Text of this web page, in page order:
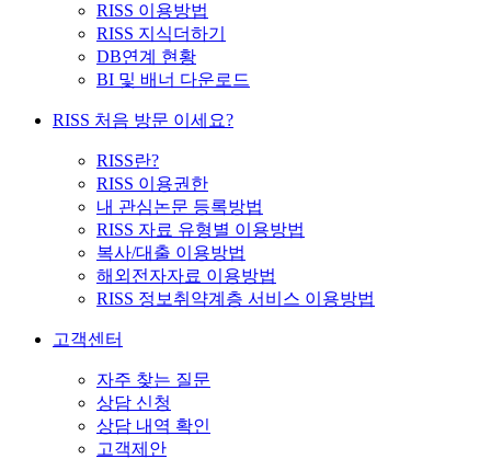
RISS 이용방법
RISS 지식더하기
DB연계 현황
BI 및 배너 다운로드
RISS 처음 방문 이세요?
RISS란?
RISS 이용권한
내 관심논문 등록방법
RISS 자료 유형별 이용방법
복사/대출 이용방법
해외전자자료 이용방법
RISS 정보취약계층 서비스 이용방법
고객센터
자주 찾는 질문
상담 신청
상담 내역 확인
고객제안